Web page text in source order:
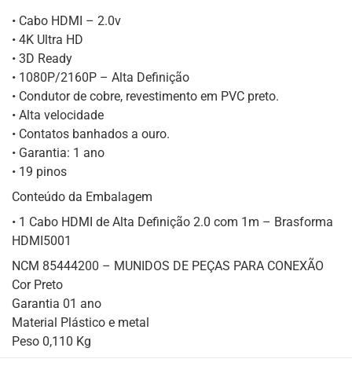
• Cabo HDMI – 2.0v
• 4K Ultra HD
• 3D Ready
• 1080P/2160P – Alta Definição
• Condutor de cobre, revestimento em PVC preto.
• Alta velocidade
• Contatos banhados a ouro.
• Garantia: 1 ano
• 19 pinos
Conteúdo da Embalagem
• 1 Cabo HDMI de Alta Definição 2.0 com 1m – Brasforma
HDMI5001
NCM 85444200 – MUNIDOS DE PEÇAS PARA CONEXÃO
Cor Preto
Garantia 01 ano
Material Plástico e metal
Peso 0,110 Kg